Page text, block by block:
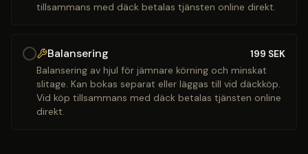
tillsammans med däck betalas tjänsten online direkt.
Balansering 199 SEK
Balansering av hjul för jämnare körning och minskat
slitage. Kan bokas separat eller läggas till vid däckköp.
Vid köp tillsammans med däck betalas tjänsten online
direkt.